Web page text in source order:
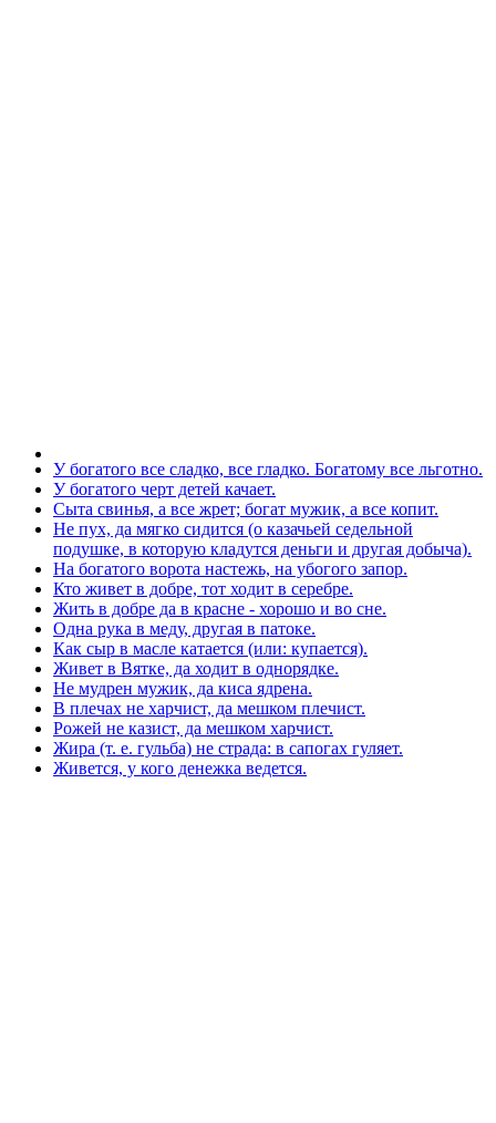
У богатого все сладко, все гладко. Богатому все льготно.
У богатого черт детей качает.
Сыта свинья, а все жрет; богат мужик, а все копит.
Не пух, да мягко сидится (о казачьей седельной
подушке, в которую кладутся деньги и другая добыча).
На богатого ворота настежь, на убогого запор.
Кто живет в добре, тот ходит в серебре.
Жить в добре да в красне - хорошо и во сне.
Одна рука в меду, другая в патоке.
Как сыр в масле катается (или: купается).
Живет в Вятке, да ходит в однорядке.
Не мудрен мужик, да киса ядрена.
В плечах не харчист, да мешком плечист.
Рожей не казист, да мешком харчист.
Жира (т. е. гульба) не страда: в сапогах гуляет.
Живется, у кого денежка ведется.